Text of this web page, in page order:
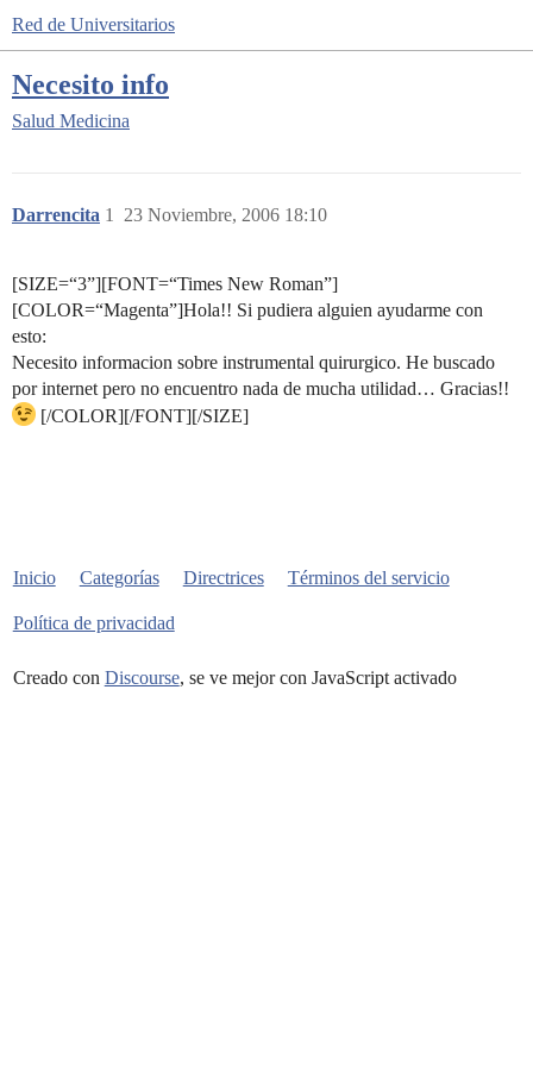
Red de Universitarios
Necesito info
Salud Medicina
Darrencita 23 Noviembre, 2006 18:10
1
[SIZE=“3”][FONT=“Times New Roman”]
[COLOR=“Magenta”]Hola!! Si pudiera alguien ayudarme con
esto:
Necesito informacion sobre instrumental quirurgico. He buscado
por internet pero no encuentro nada de mucha utilidad… Gracias!!
[/COLOR][/FONT][/SIZE]
Inicio Categorías Directrices Términos del servicio
Política de privacidad
Creado con Discourse, se ve mejor con JavaScript activado